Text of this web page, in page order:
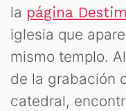
la página
iglesia que
mismo templo.
de la grabación
catedral,